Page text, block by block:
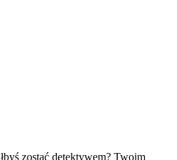
zostać detektywem? Twoim